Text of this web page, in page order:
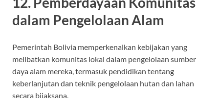
dalam Pengelolaan Alam
Pemerintah Bolivia memperkenalkan kebijakan yang
melibatkan komunitas lokal dalam pengelolaan sumber
daya alam mereka, termasuk pendidikan tentang
keberlanjutan dan teknik pengelolaan hutan dan lahan
secara bijaksana.